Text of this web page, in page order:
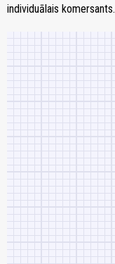
individuālais komersants.